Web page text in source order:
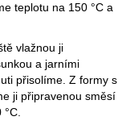
teplotu na 150 °C a
vlažnou ji
a jarními
přisolíme. Z formy s
ji připravenou směsí
°C.